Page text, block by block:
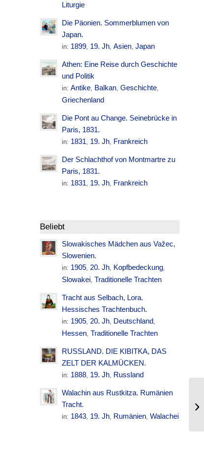
Liturgie
Die Päonien. Sommerblumen von
Japan.
in: 1899, 19. Jh,Asien,Japan
Athen: Eine Reise durch Geschichte
und Politik
in:Antike, Balkan,Geschichte,
Griechenland
Die Pont au Change. Seinebrücke in
Paris, 1831.
in: 1831, 19. Jh, Frankreich
Der Schlachthof von Montmartre zu
Paris, 1831.
in: 1831, 19. Jh, Frankreich
Beliebt
Slowakisches Mädchen aus Važec,
Slowenien.
in: 1905,20. Jh, Kopfbedeckung,
Slowakei, Traditionelle Trachten
Tracht aus Selbach, Lora.
Hessisches Trachtenbuch.
in: 1905,20. Jh, Deutschland,
Hessen, Traditionelle Trachten
RUSSLAND. DIE KIBITKA, DAS
ZELT DER KALMÜCKEN.
in: 1888, 19. Jh, Russland
Walachin aus Rustkitza. Rumänien
Tracht.
in: 1843, 19. Jh, Rumänien,Walachei